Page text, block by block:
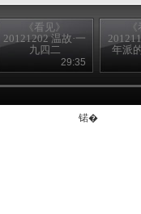
《看见》
20121202 温故·一
九四二
29:35
年派
锘�